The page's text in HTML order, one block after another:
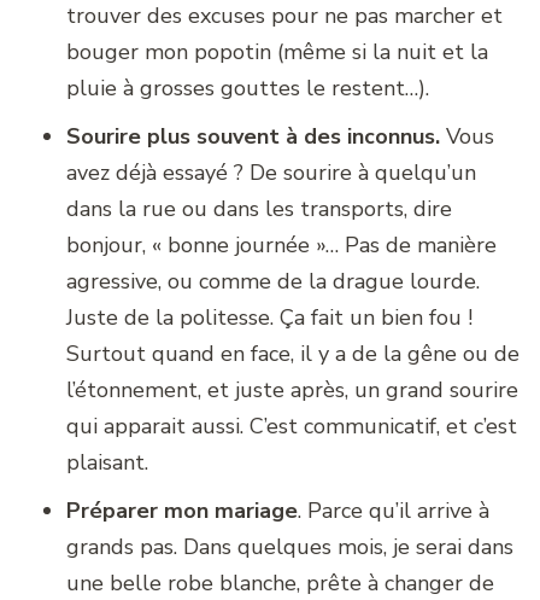
trouver des excuses pour ne pas marcher et
bouger mon popotin (même si la nuit et la
pluie à grosses gouttes le restent…).
Sourire plus souvent à des inconnus. Vous
avez déjà essayé ? De sourire à quelqu’un
dans la rue ou dans les transports, dire
bonjour, « bonne journée »… Pas de manière
agressive, ou comme de la drague lourde.
Juste de la politesse. Ça fait un bien fou !
Surtout quand en face, il y a de la gêne ou de
l’étonnement, et juste après, un grand sourire
qui apparait aussi. C’est communicatif, et c’est
plaisant.
Préparer mon mariage. Parce qu’il arrive à
grands pas. Dans quelques mois, je serai dans
une belle robe blanche, prête à changer de